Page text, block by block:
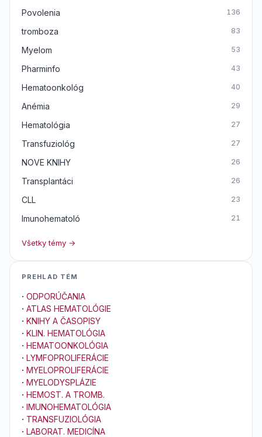
Povolenia 136
tromboza 83
Myelom 53
Pharminfo 43
Hematoonkológ 40
Anémia 29
Hematológia 27
Transfuziológ 27
NOVE KNIHY 26
Transplantáci 26
CLL 23
Imunohematoló 21
Všetky témy →
PREHLAD TÉM
· ODPORÚČANIA
· ATLAS HEMATOLÓGIE
· KNIHY A ČASOPISY
· KLIN. HEMATOLÓGIA
· HEMATOONKOLÓGIA
· LYMFOPROLIFERÁCIE
· MYELOPROLIFERÁCIE
· MYELODYSPLÁZIE
· HEMOST. A TROMB.
· IMUNOHEMATOLÓGIA
· TRANSFUZIOLÓGIA
· LABORAT. MEDICÍNA